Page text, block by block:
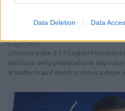
Data Deletion Data
Amichevole Ossese: 3-1 al
8 Ago 2026
L’Ossese batte 3-1 il Cagliari
dall'inizio della preparazione dopo
Al Walter Frau il match si sblocca dopo